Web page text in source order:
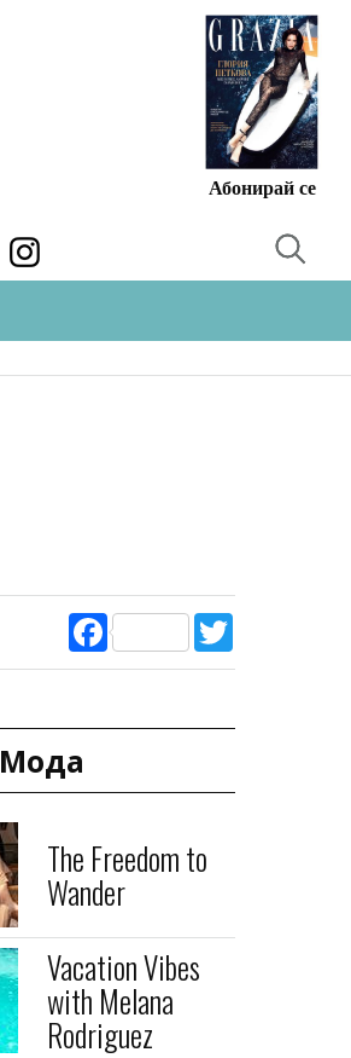
Абонирай се
Facebook
Мода
The Freedom to
Wander
Vacation Vibes
with Melana
Rodriguez